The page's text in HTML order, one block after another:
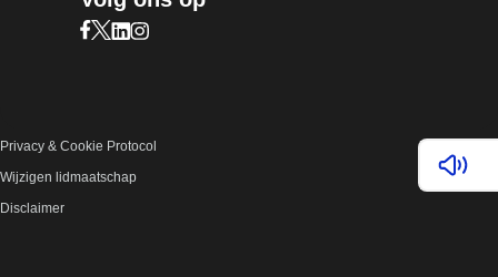
Lees
Bezoek onze Facebook pagina (opent in nieuw
Bezoek onze X pagina (opent in nieuw tabblad)
Bezoek onze LinkedIn pagina (opent in nieuw
Bezoek onze Instagram pagina (opent in
Privacy & Cookie Protocol
Wijzigen lidmaatschap
Disclaimer